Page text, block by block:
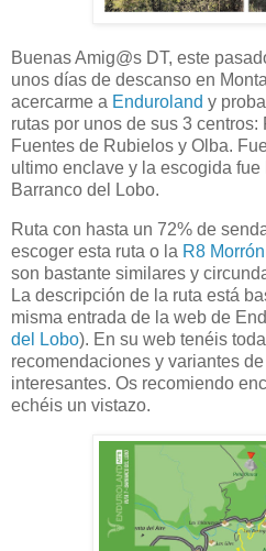
Buenas Amig@s DT, este
unos días de descanso en
acercarme a Enduroland y
rutas por unos de sus 3 centros:
Fuentes de Rubielos y Olba.
ultimo enclave y la escogida fue
Barranco del Lobo.
Ruta con hasta un 72% de
escoger esta ruta o la R8
son bastante similares y
La descripción de la ruta está
misma entrada de la web de
del Lobo). En su web tenéis
recomendaciones y variantes
interesantes. Os recomiendo
echéis un vistazo.